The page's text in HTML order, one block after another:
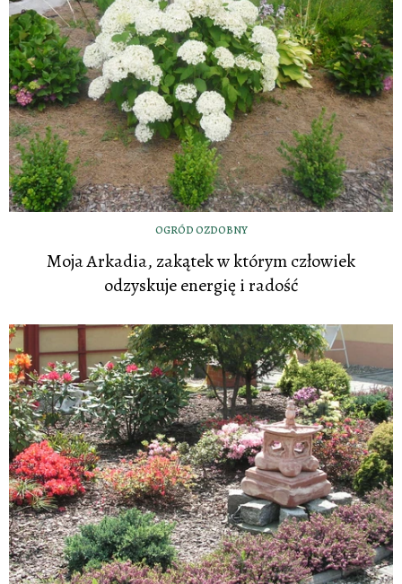
OGRÓD OZDOBNY
Moja Arkadia, zakątek w którym człowiek
odzyskuje energię i radość